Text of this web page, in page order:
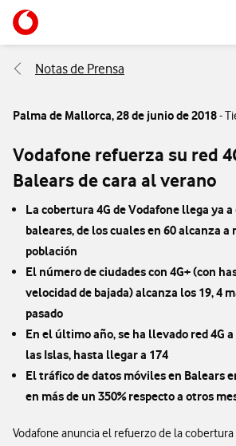
Ir a la pagina principal de vodafone.es
Notas de Prensa
Palma de Mallorca,28 de junio de 2018-
Vodafone refuerza su red
Balears de cara al verano
La cobertura 4G de Vodafone llega ya
baleares, de los cuales en 60 alcanza a
población
El número de ciudades con 4G+ (con
velocidad de bajada) alcanza los 19, 4
pasado
En el último año, se ha llevado red 4G
las Islas, hasta llegar a 174
El tráfico de datos móviles en Balears
en más de un 350% respecto a otros
Vodafone anuncia el refuerzo de la